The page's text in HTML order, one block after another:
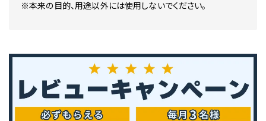
※本来の目的、用途以外には使用しないでください。